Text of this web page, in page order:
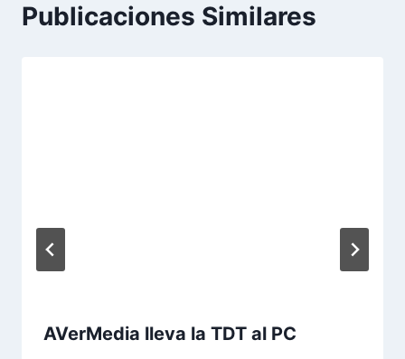
Publicaciones Similares
AVerMedia lleva la TDT al PC